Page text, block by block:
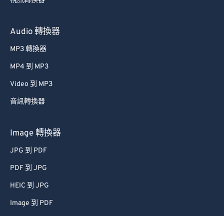
Audio 轉換器
MP3 轉換器
MP4 到 MP3
Video 到 MP3
音訊轉換器
Image 轉換器
JPG 到 PDF
PDF 到 JPG
HEIC 到 JPG
Image 到 PDF